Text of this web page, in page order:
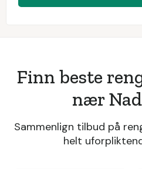
Finn beste
nær
Sammenlign tilbud på
helt